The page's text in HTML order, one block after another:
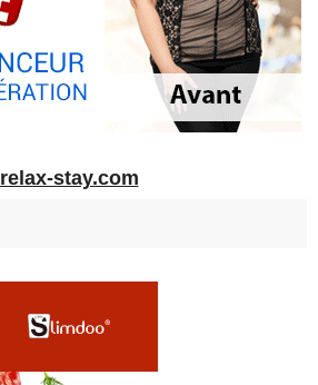
relax-stay.com